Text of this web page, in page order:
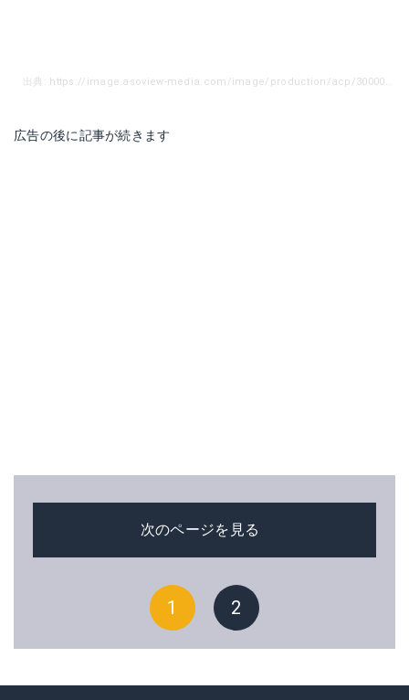
広告の後に記事が続きます
次のページを見る
1 2